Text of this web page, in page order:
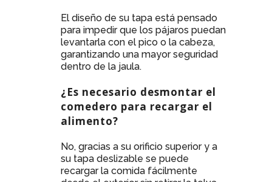
El diseño de su tapa está pensado
para impedir que los pájaros puedan
levantarla con el pico o la cabeza,
garantizando una mayor seguridad
dentro de la jaula.
¿Es necesario desmontar el
comedero para recargar el
alimento?
No, gracias a su orificio superior y a
su tapa deslizable se puede
recargar la comida fácilmente